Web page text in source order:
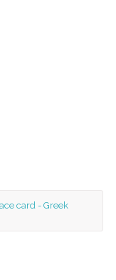
card - Greek